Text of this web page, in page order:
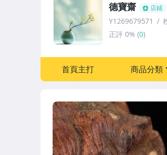
德寶齋 店鋪
Y1269679571
正評 0% (0)
首頁主打 商品分類